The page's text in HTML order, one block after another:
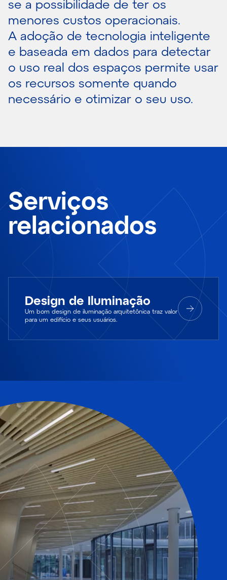
se a possibilidade de ter os
menores custos operacionais.
A adoção de tecnologia inteligente
e baseada em dados para detectar
o uso real dos espaços permite usar
os recursos somente quando
necessário e otimizar o seu uso.
Serviços
relacionados
Design de Iluminação
Um bom design de iluminação arquitetônica traz valor
para um edifício e seus usuários.